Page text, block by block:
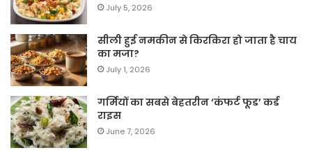
July 5, 2026
सीली हुई नमकीन से किरकिरा हो जाता है चाय
का मजा?
July 1, 2026
गर्मियों का सबसे बेहतरीन ‘कंफर्ट फूड’ कर्ड
राइस
June 7, 2026